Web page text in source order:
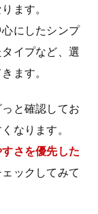
ます。
にしたシンプ
イプなど、選
ます。
と確認してお
なります。
さを優先した
ックしてみて